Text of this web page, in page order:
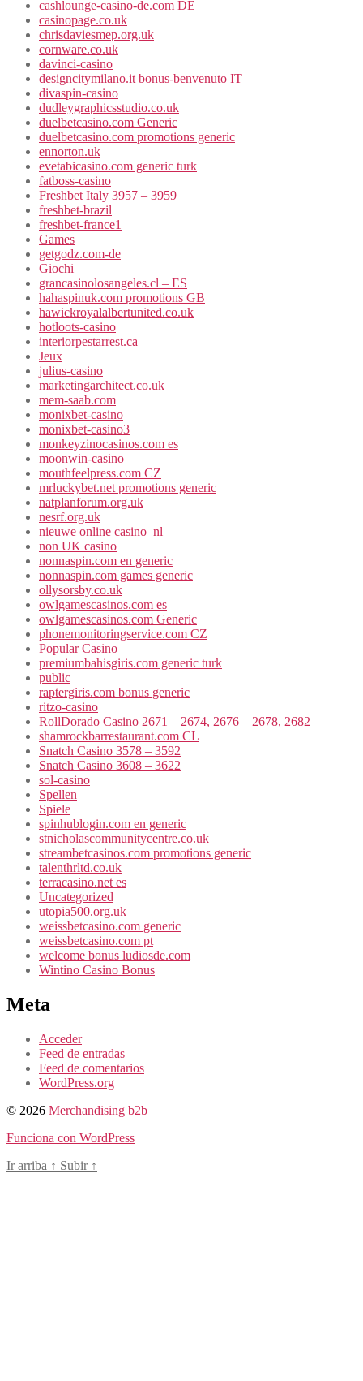
cashlounge-casino-de.com DE
casinopage.co.uk
chrisdaviesmep.org.uk
cornware.co.uk
davinci-casino
designcitymilano.it bonus-benvenuto IT
divaspin-casino
dudleygraphicsstudio.co.uk
duelbetcasino.com Generic
duelbetcasino.com promotions generic
ennorton.uk
evetabicasino.com generic turk
fatboss-casino
Freshbet Italy 3957 – 3959
freshbet-brazil
freshbet-france1
Games
getgodz.com-de
Giochi
grancasinolosangeles.cl – ES
hahaspinuk.com promotions GB
hawickroyalalbertunited.co.uk
hotloots-casino
interiorpestarrest.ca
Jeux
julius-casino
marketingarchitect.co.uk
mem-saab.com
monixbet-casino
monixbet-casino3
monkeyzinocasinos.com es
moonwin-casino
mouthfeelpress.com CZ
mrluckybet.net promotions generic
natplanforum.org.uk
nesrf.org.uk
nieuwe online casino_nl
non UK casino
nonnaspin.com en generic
nonnaspin.com games generic
ollysorsby.co.uk
owlgamescasinos.com es
owlgamescasinos.com Generic
phonemonitoringservice.com CZ
Popular Casino
premiumbahisgiris.com generic turk
public
raptergiris.com bonus generic
ritzo-casino
RollDorado Casino 2671 – 2674, 2676 – 2678, 2682
shamrockbarrestaurant.com CL
Snatch Casino 3578 – 3592
Snatch Casino 3608 – 3622
sol-casino
Spellen
Spiele
spinhublogin.com en generic
stnicholascommunitycentre.co.uk
streambetcasinos.com promotions generic
talenthrltd.co.uk
terracasino.net es
Uncategorized
utopia500.org.uk
weissbetcasino.com generic
weissbetcasino.com pt
welcome bonus ludiosde.com
Wintino Casino Bonus
Meta
Acceder
Feed de entradas
Feed de comentarios
WordPress.org
© 2026 Merchandising b2b
Funciona con WordPress
Ir arriba ↑ Subir ↑